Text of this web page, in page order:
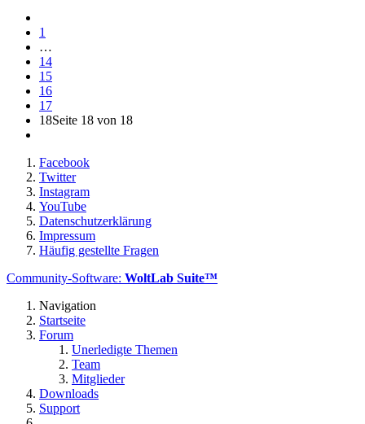
1
…
14
15
16
17
18Seite 18 von 18
Facebook
Twitter
Instagram
YouTube
Datenschutzerklärung
Impressum
Häufig gestellte Fragen
Community-Software: WoltLab Suite™
Navigation
Startseite
Forum
Unerledigte Themen
Team
Mitglieder
Downloads
Support